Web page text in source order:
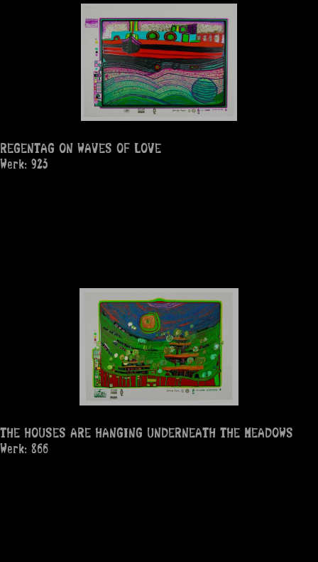
REGENTAG ON WAVES OF LOVE
Werk: 923
THE HOUSES ARE HANGING UNDERNEATH THE MEADOWS
Werk: 866